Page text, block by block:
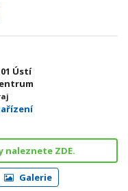
Ústí
naleznete ZDE.
Galerie